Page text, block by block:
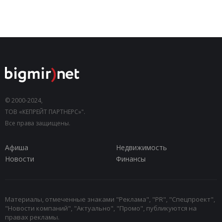
© 2000-2024,
ТОВ «КЕПРЕЙТ ПАРТНЕРС»".
Все права защищены.
Афиша
Недвижимость
Новости
Финансы
Материалы, отмеченные знаками "Реклама", "PR", "Спецпроект",
"Новости компаний", "Актуально", "Промо", публикуются на
правах рекламы.